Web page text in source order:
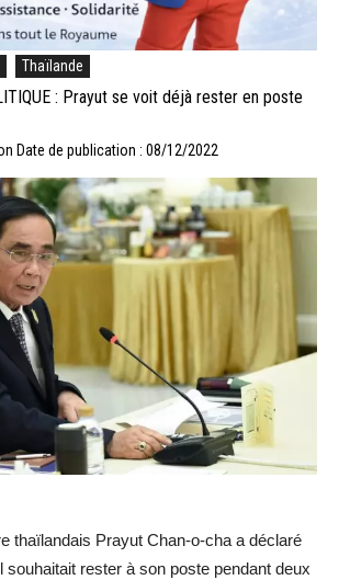
Thaïlande
: Prayut se voit déjà rester en poste
Date de publication : 08/12/2022
thaïlandais Prayut Chan-o-cha a déclaré
souhaitait rester à son poste pendant deux